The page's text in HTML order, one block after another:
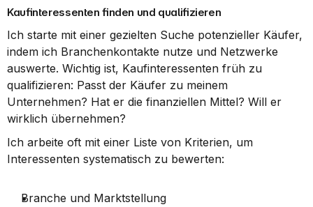
Kaufinteressenten finden und qualifizieren
Ich starte mit einer gezielten Suche potenzieller Käufer,
indem ich Branchenkontakte nutze und Netzwerke
auswerte. Wichtig ist, Kaufinteressenten früh zu
qualifizieren: Passt der Käufer zu meinem
Unternehmen? Hat er die finanziellen Mittel? Will er
wirklich übernehmen?
Ich arbeite oft mit einer Liste von Kriterien, um
Interessenten systematisch zu bewerten:
Branche und Marktstellung